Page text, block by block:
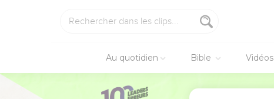
Au quotidien Bible Vidéos